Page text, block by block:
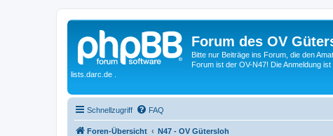
Forum des OV
Bitte nur Beiträge ins Forum, die den
Forum ist der OV-N47! Die Anmeldung
lists.darc.de .
Schnellzugriff FAQ
Foren-Übersicht N47 - OV Gütersloh